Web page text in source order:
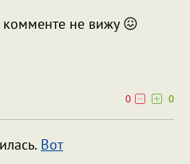
комменте не вижу 😖
0
0
Вот